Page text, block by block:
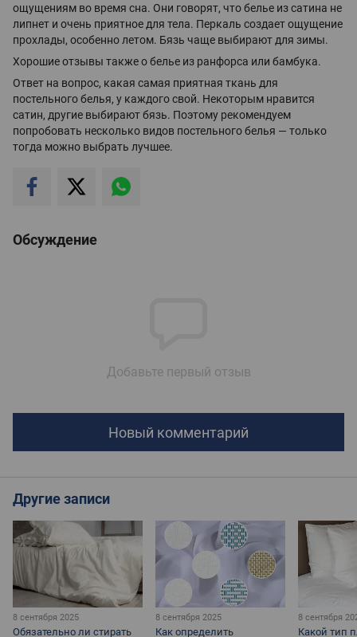
ощущениям во время сна. Они говорят, что белье из сатина не
липнет и очень приятное для тела. Перкаль создает ощущение
прохлады, особенно летом. Бязь чаще выбирают для зимы.
Хорошие отзывы также о белье из ранфорса или бамбука.
Ответ на вопрос, какая самая приятная ткань для
постельного белья, у каждого свой. Некоторым нравится
сатин, другие выбирают бязь. Поэтому рекомендуем
попробовать несколько видов постельного белья — только
тогда можно выбрать лучшее.
Обсуждение
Добавьте первый отзыв
Новый комментарий
Другие записи
8 сентября 2025
Обязательно ли стирать
8 сентября 2025
Как определить
8 сентября
Какой тип